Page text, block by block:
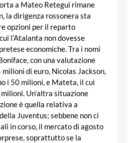
a Mateo Retegui rimane
la dirigenza rossonera sta
opzioni per il reparto
l’Atalanta non dovesse
economiche. Tra i nomi
con una valutazione
di euro, Nicolas Jackson,
i 50 milioni, e Mateta, il cui
Un’altra situazione
è quella relativa a
Juventus; sebbene non ci
in corso, il mercato di agosto
soprattutto se la